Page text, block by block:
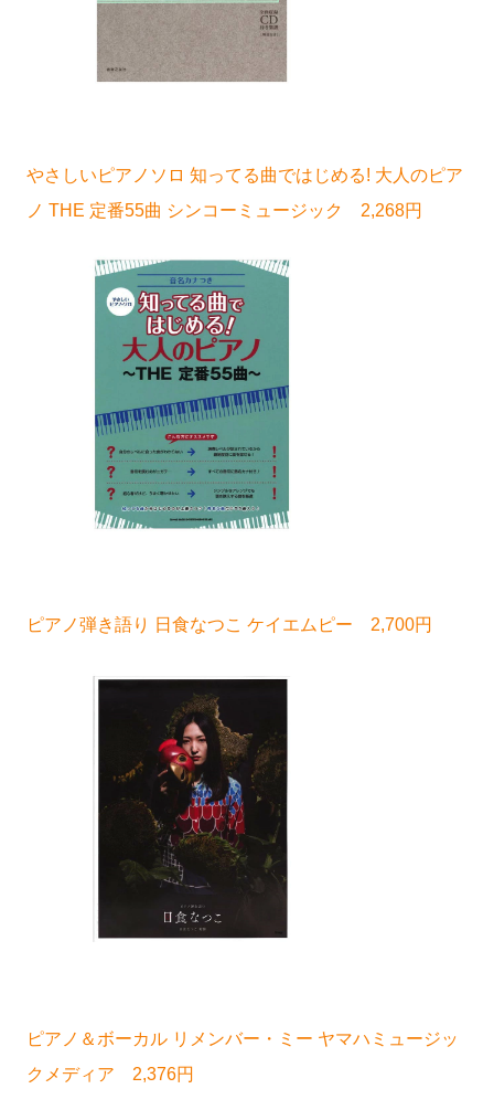
やさしいピアノソロ 知ってる曲ではじめる! 大人のピア
ノ THE 定番55曲 シンコーミュージック 2,268円
ピアノ弾き語り 日食なつこ ケイエムピー 2,700円
ピアノ＆ボーカル リメンバー・ミー ヤマハミュージッ
クメディア 2,376円